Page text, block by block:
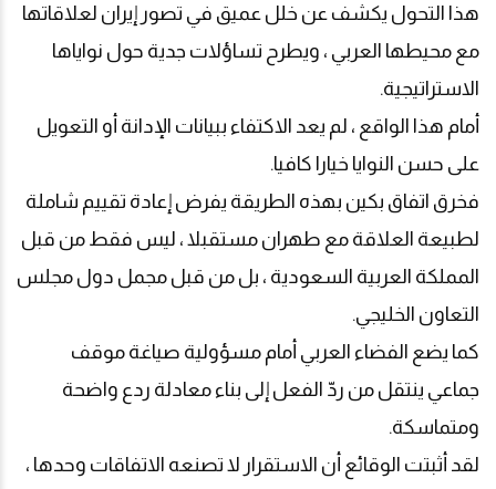
هذا التحول يكشف عن خلل عميق في تصور إيران لعلاقاتها
مع محيطها العربي ، ويطرح تساؤلات جدية حول نواياها
الاستراتيجية.
أمام هذا الواقع ، لم يعد الاكتفاء ببيانات الإدانة أو التعويل
على حسن النوايا خيارا كافيا.
فخرق اتفاق بكين بهذه الطريقة يفرض إعادة تقييم شاملة
لطبيعة العلاقة مع طهران مستقبلا ، ليس فقط من قبل
المملكة العربية السعودية ، بل من قبل مجمل دول مجلس
التعاون الخليجي.
كما يضع الفضاء العربي أمام مسؤولية صياغة موقف
جماعي ينتقل من ردّ الفعل إلى بناء معادلة ردع واضحة
ومتماسكة.
لقد أثبتت الوقائع أن الاستقرار لا تصنعه الاتفاقات وحدها ،